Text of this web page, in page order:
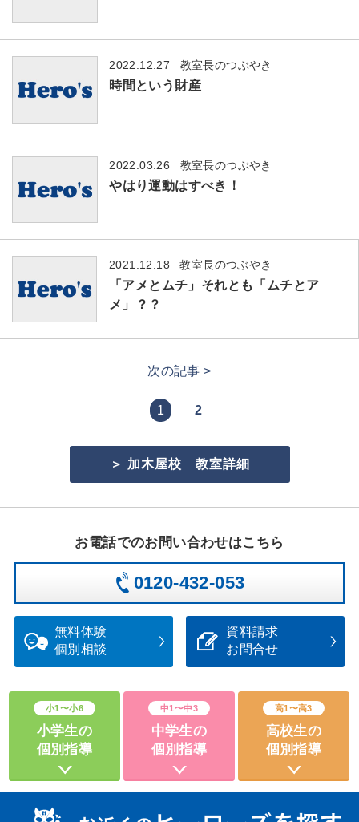
2022.12.27 教室長のつぶやき
時間という財産
2022.03.26 教室長のつぶやき
やはり運動はすべき！
2021.12.18 教室長のつぶやき
「アメとムチ」それとも「ムチとア
メ」？？
次の記事 >
1 2
＞ 加木屋校 教室詳細
お電話でのお問い合わせはこちら
0120-432-053
無料体験
個別相談
資料請求
お問合せ
小学生の
個別指導
小1〜小6
中学生の
個別指導
中1〜中3
高校生の
個別指導
高1〜高3